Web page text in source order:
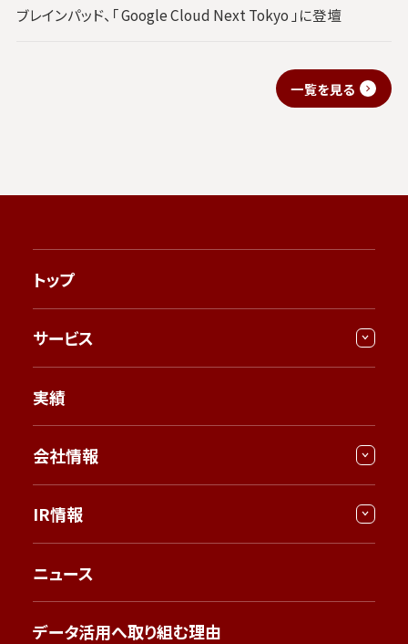
ブレインパッド、「 Google Cloud Next Tokyo 」に登壇
一覧を見る
トップ
サービス
実績
会社情報
IR情報
ニュース
データ活用へ取り組む理由